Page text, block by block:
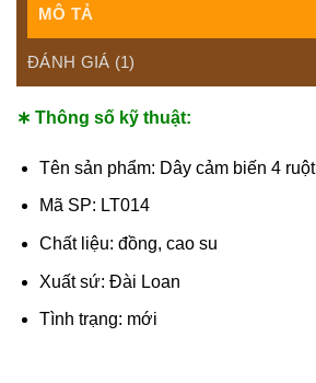
MÔ TẢ
ĐÁNH GIÁ (1)
∗ Thông số kỹ thuật:
Tên sản phẩm: Dây cảm biến 4 ruột
Mã SP: LT014
Chất liệu: đồng, cao su
Xuất sứ: Đài Loan
Tình trạng: mới